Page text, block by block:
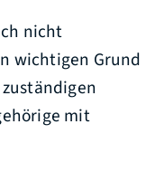
nicht
wichtigen Grund
mit